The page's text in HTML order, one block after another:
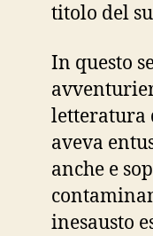
titolo del
In questo
letteratura
aveva
anche e
inesausto